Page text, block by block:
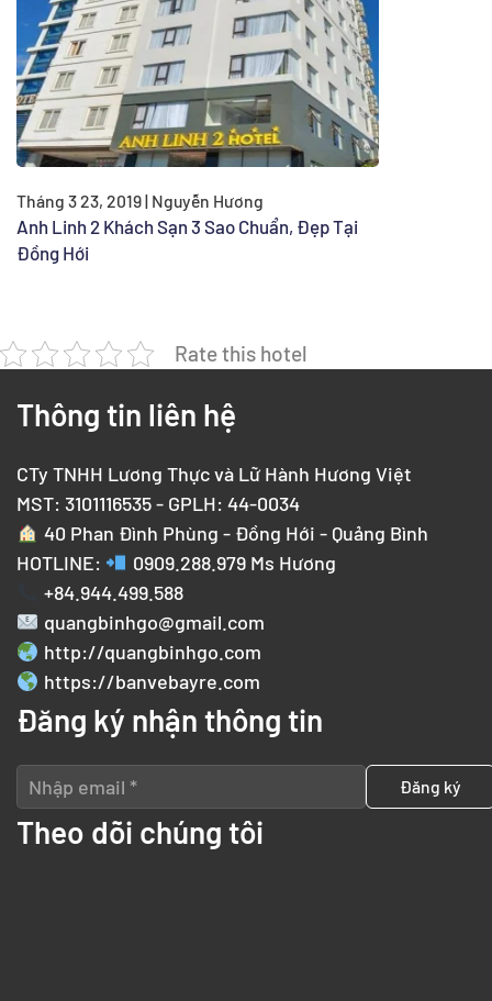
Tháng 3 23, 2019 | Nguyễn Hương
Anh Linh 2 Khách Sạn 3 Sao Chuẩn, Đẹp Tại
Đồng Hới
Rate this hotel
Thông tin liên hệ
CTy TNHH Lương Thực và Lữ Hành Hương Việt
MST: 3101116535 - GPLH: 44-0034
40 Phan Đình Phùng - Đồng Hới - Quảng Bình
HOTLINE:
0909.288.979Ms Hương
+84.944.499.588
quangbinhgo@gmail.com
http://quangbinhgo.com
https://banvebayre.com
Đăng ký nhận thông tin
Theo dõi chúng tôi